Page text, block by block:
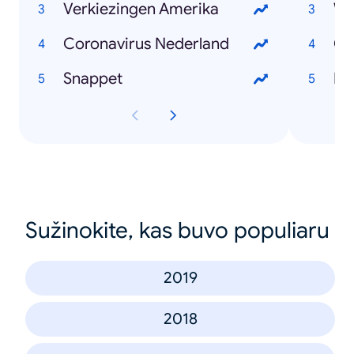
Verkiezingen Amerika
Coronavirus Nederland
Snappet
Sužinokite, kas buvo populiaru
2019
2018